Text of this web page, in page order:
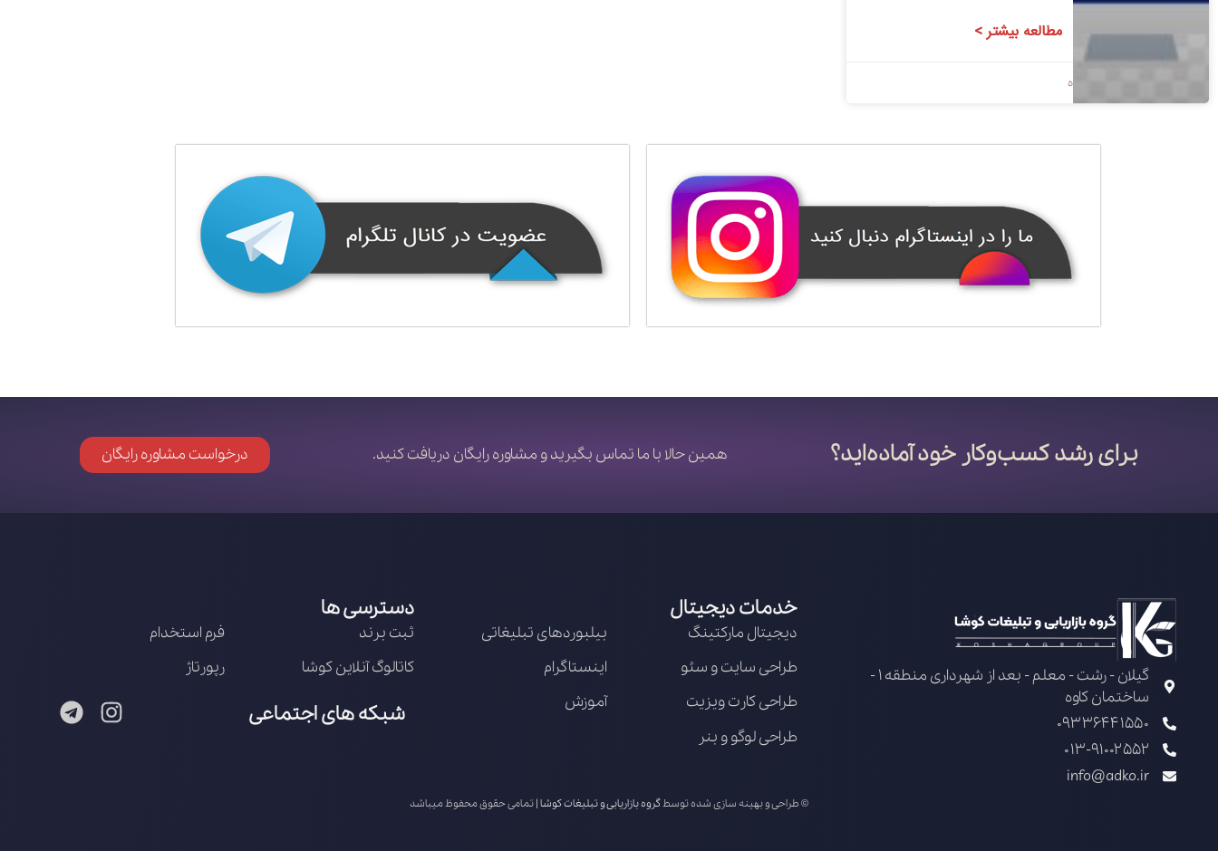
مطالعه بیشتر >
بدون دیدگاه
برای رشد کسب‌وکار خود آماده‌اید؟ همین حالا با ما تماس بگیرید و مشاوره رایگان دریافت کنید. درخواست مشاوره رایگان
گیلان - رشت - معلم - بعد از شهرداری منطقه 1 -
ساختمان کاوه
09336441550
013-91002552
info@adko.ir
خدمات دیجیتال
دیجیتال مارکتینگ
طراحی سایت و سئو
طراحی کارت ویزیت
طراحی لوگو و بنر
بیلبوردهای تبلیغاتی
اینستاگرام
آموزش
دسترسی ها
ثبت برند
کاتالوگ آنلاین کوشا
فرم استخدام
رپورتاژ
شبکه های اجتماعی
© طراحی و بهینه سازی شده توسطگروه بازاریابی و تبلیغات کوشا| تمامی حقوق محفوظ میباشد